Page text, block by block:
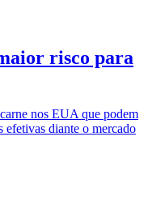
risco para
nos EUA que podem
efetivas diante o mercado